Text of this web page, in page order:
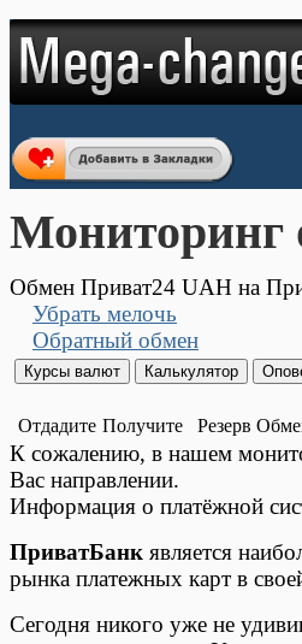
Мониторинг
Обмен Приват24 UAH на
Убрать мелочь
Обратный обмен
Отдадите Получите Резерв
К сожалению, в нашем
Вас направлении.
Информация о платёжной
ПриватБанк является
рынка платежных карт в
Сегодня никого уже не